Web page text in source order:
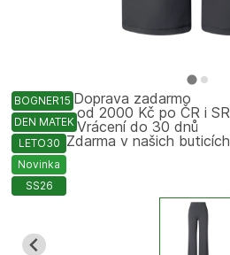
BOGNER15
DEN MATEK
LETO30
Novinka
SS26
Doprava zadarmo
od 2000 Kč po ČR i SR
Vrácení do 30 dnů
Zdarma v našich buticích